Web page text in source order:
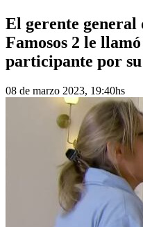
El gerente general
Famosos 2 le
participante por
08 de marzo 2023, 19:40hs